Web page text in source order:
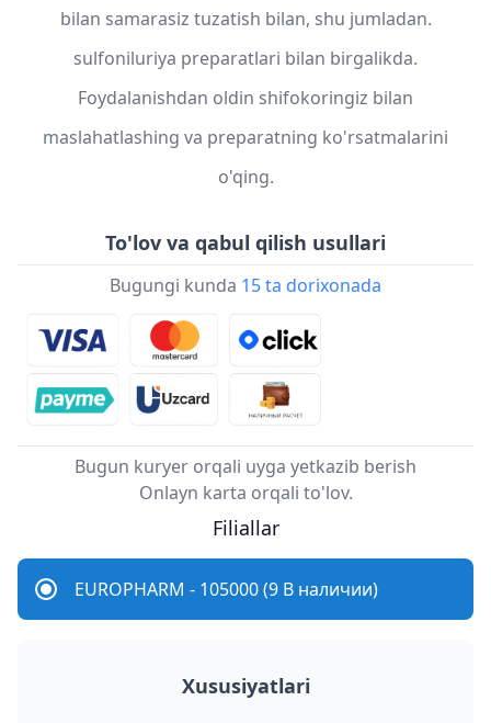
bilan samarasiz tuzatish bilan, shu jumladan.
sulfoniluriya preparatlari bilan birgalikda.
Foydalanishdan oldin shifokoringiz bilan
maslahatlashing va preparatning ko'rsatmalarini
o'qing.
To'lov va qabul qilish usullari
Bugungi kunda 15 ta dorixonada
Bugun kuryer orqali uyga yetkazib berish
Onlayn karta orqali to'lov.
Filiallar
EUROPHARM - 105000 (9 В наличии)
Xususiyatlari